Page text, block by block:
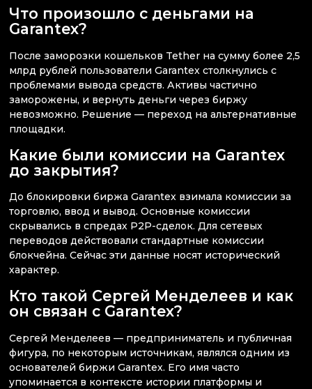
Что произошло с деньгами на
Garantex?
После заморозки кошельков Tether на сумму более 2,5
млрд рублей пользователи Garantex столкнулись с
проблемами вывода средств. Активы частично
заморожены, и вернуть деньги через биржу
невозможно. Решение — переход на альтернативные
площадки.
Какие были комиссии на Garantex
до закрытия?
До блокировки биржа Garantex взимала комиссии за
торговлю, ввод и вывод. Основные комиссии
скрывались в спредах P2P-сделок. Для сетевых
переводов действовали стандартные комиссии
блокчейна. Сейчас эти данные носят исторический
характер.
Кто такой Сергей Менделеев и как
он связан с Garantex?
Сергей Менделеев — предприниматель и публичная
фигура, по некоторым источникам, являлся одним из
основателей биржи Garantex. Его имя часто
упоминается в контексте истории платформы и